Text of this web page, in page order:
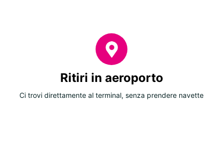
Ritiri in aeroporto
Ci trovi direttamente al terminal, senza prendere navette